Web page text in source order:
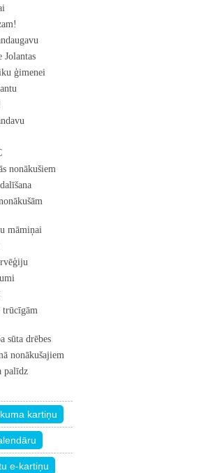
Jolantas
ģimenei
nonākušiem
māmiņai
trūcīgām
sūta drēbes
nonākušajiem
palīdz